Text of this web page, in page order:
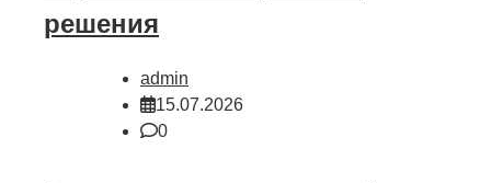
решения
admin
15.07.2026
0